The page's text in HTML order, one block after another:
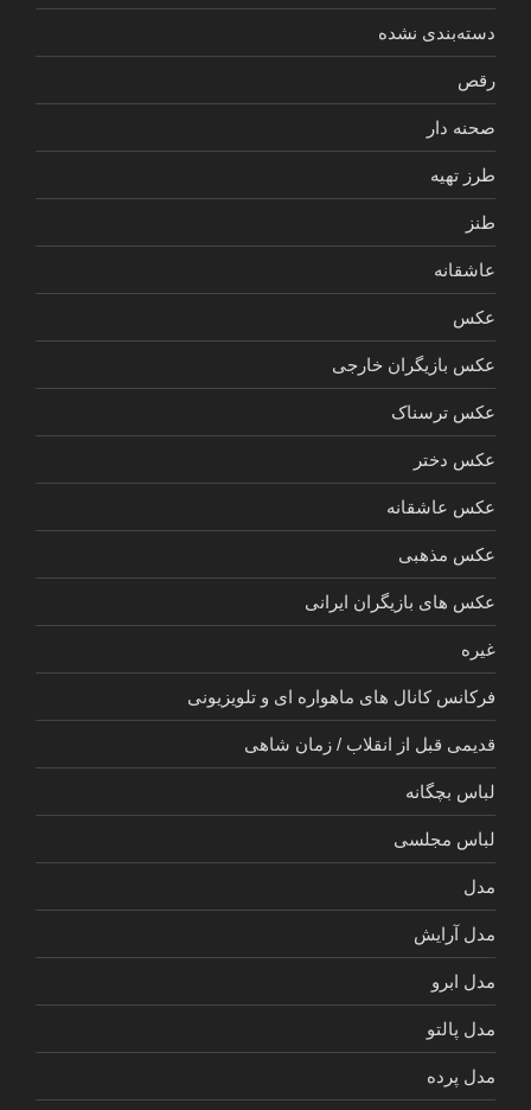
دسته‌بندی نشده
رقص
صحنه دار
طرز تهیه
طنز
عاشقانه
عکس
عکس بازیگران خارجی
عکس ترسناک
عکس دختر
عکس عاشقانه
عکس مذهبی
عکس های بازیگران ایرانی
غیره
فرکانس کانال های ماهواره ای و تلویزیونی
قدیمی قبل از انقلاب / زمان شاهی
لباس بچگانه
لباس مجلسی
مدل
مدل آرایش
مدل ابرو
مدل پالتو
مدل پرده